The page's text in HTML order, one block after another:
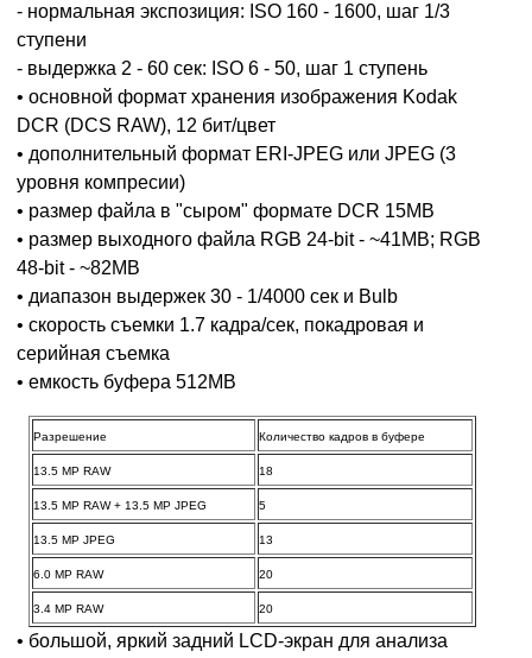
- нормальная экспозиция: ISO 160 - 1600, шаг 1/3
ступени
- выдержка 2 - 60 сек: ISO 6 - 50, шаг 1 ступень
• основной формат хранения изображения Kodak
DCR (DCS RAW), 12 бит/цвет
• дополнительный формат ERI-JPEG или JPEG (3
уровня компресии)
• размер файла в "сыром" формате DCR 15MB
• размер выходного файла RGB 24-bit - ~41MB; RGB
48-bit - ~82MB
• диапазон выдержек 30 - 1/4000 сек и Bulb
• скорость съемки 1.7 кадра/сек, покадровая и
серийная съемка
• емкость буфера 512MB
Разрешение Количество кадров в буфере
13.5 MP RAW 18
13.5 MP RAW + 13.5 MP JPEG 5
13.5 MP JPEG 13
6.0 MP RAW 20
3.4 MP RAW 20
• большой, яркий задний LCD-экран для анализа